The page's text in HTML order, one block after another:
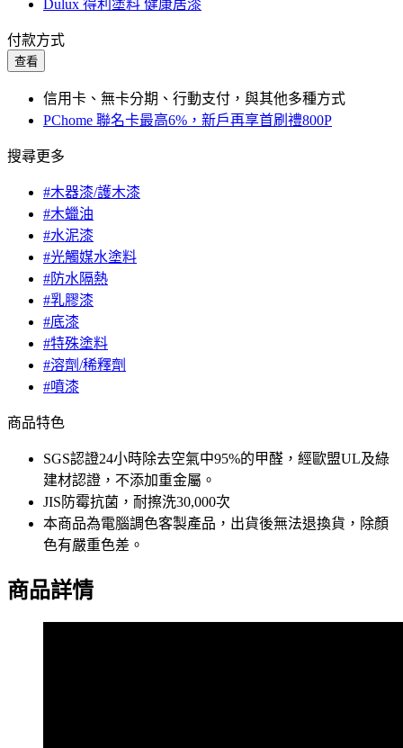
Dulux 得利塗料 健康居漆
付款方式
查看
信用卡、無卡分期、行動支付，與其他多種方式
PChome 聯名卡最高6%，新戶再享首刷禮800P
搜尋更多
#木器漆/護木漆
#木蠟油
#水泥漆
#光觸媒水塗料
#防水隔熱
#乳膠漆
#底漆
#特殊塗料
#溶劑/稀釋劑
#噴漆
商品特色
SGS認證24小時除去空氣中95%的甲醛，經歐盟UL及綠
建材認證，不添加重金屬。
JIS防霉抗菌，耐擦洗30,000次
本商品為電腦調色客製產品，出貨後無法退換貨，除顏
色有嚴重色差。
商品詳情